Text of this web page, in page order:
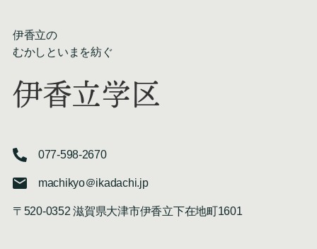
伊香立の
むかしといまを紡ぐ
伊香立学区
077-598-2670
machikyo＠ikadachi.jp
〒520-0352 滋賀県大津市伊香立下在地町1601